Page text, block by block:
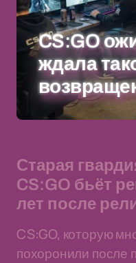
CS:GO
ждала
Старая
CS:GO бьёт
лет после
CS:GO, которую
похоронили после